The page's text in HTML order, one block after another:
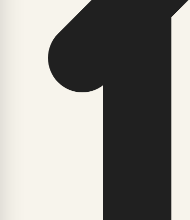
Esmaspäeval, 13. juulil 2026 toimub Kuressaare